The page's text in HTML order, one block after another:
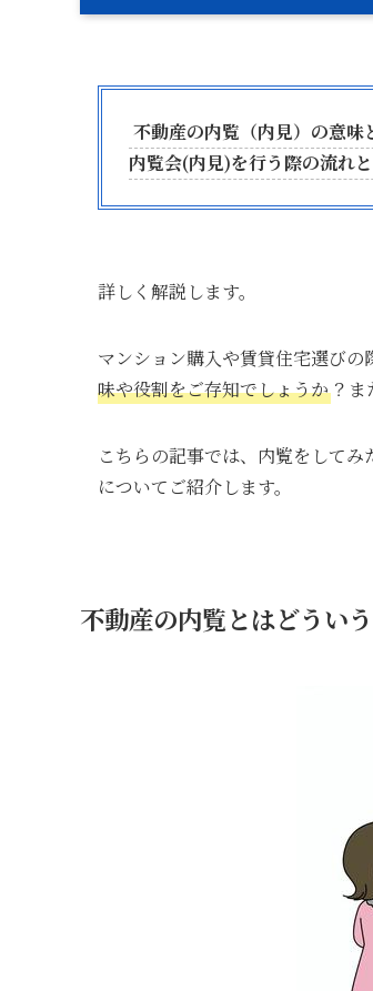
不動産の内覧（内見）の意味
内覧会(内見)を行う際の流れと
詳しく解説します。
マンション購入や賃貸住宅選び
味や役割をご存知でしょうか ？
こちらの記事では、内覧をして
についてご紹介します。
不動産の内覧とはどうい